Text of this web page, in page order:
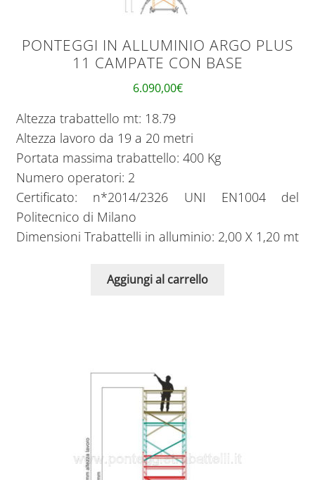
PONTEGGI IN ALLUMINIO ARGO PLUS
11 CAMPATE CON BASE
6.090,00€
Altezza trabattello mt: 18.79
Altezza lavoro da 19 a 20 metri
Portata massima trabattello: 400 Kg
Numero operatori: 2
Certificato: n*2014/2326 UNI EN1004 del
Politecnico di Milano
Dimensioni Trabattelli in alluminio: 2,00 X 1,20 mt
Aggiungi al carrello